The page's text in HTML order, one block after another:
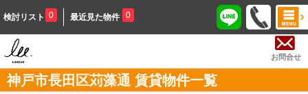
検討リスト 0 最近見た物件 0
お問合せ
神戸市長田区苅藻通 賃貸物件一覧